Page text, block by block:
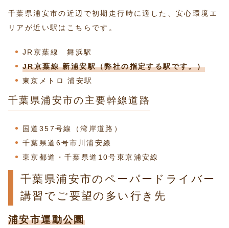
千葉県浦安市の近辺で初期走行時に適した、安心環境エ
リアが近い駅はこちらです。
JR京葉線 舞浜駅
JR京葉線 新浦安駅（弊社の指定する駅です。）
東京メトロ 浦安駅
千葉県浦安市の主要幹線道路
国道357号線（湾岸道路）
千葉県道6号市川浦安線
東京都道・千葉県道10号東京浦安線
千葉県浦安市のペーパードライバー
講習でご要望の多い行き先
浦安市運動公園